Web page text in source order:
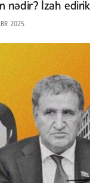
nədir? İzah
2025